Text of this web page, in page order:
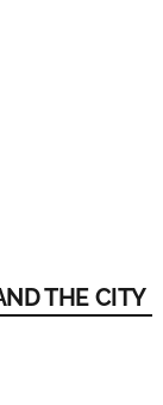
THE CITY